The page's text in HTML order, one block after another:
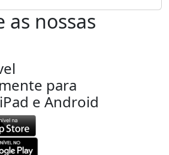
as nossas
para
e Android